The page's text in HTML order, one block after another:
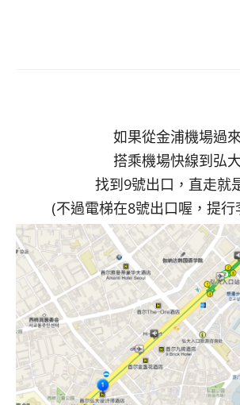
如果從金浦機場過來
搭乘機場快線到弘大
找到9號出口，直走就
(不過電梯在8號出口喔，提行